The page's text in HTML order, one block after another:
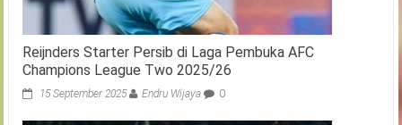
Reijnders Starter Persib di Laga Pembuka AFC
Champions League Two 2025/26
15 September 2025 Endru Wijaya 0